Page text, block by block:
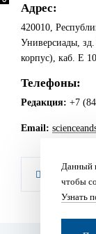
Адрес:
420010,
Универсиады,
корпус), каб. Е
Телефоны:
Редакция: +7
Email:

Данный
чтобы
Узнать